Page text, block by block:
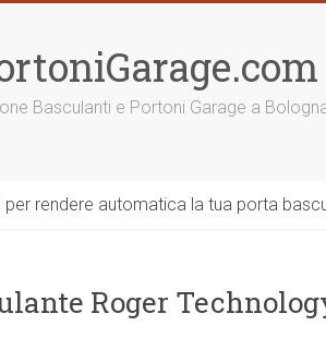
Basculanti e Portoni Garage a
rendere automatica la tua porta
Roger